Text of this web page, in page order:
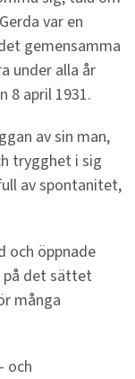
var en
gemensamma
under alla år
8 april 1931.
av sin man,
trygghet i sig
av spontanitet,
och öppnade
på det sättet
många
och